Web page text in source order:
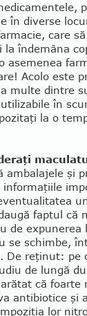
în diverse
care
îndemâna
ase­menea
Acolo este
multe dintre
în
la o
ambalajele şi
informaţiile
faptul că
de
se schimbe,
De reţinut: pe
de lungă
că
antibiotice şi
lor